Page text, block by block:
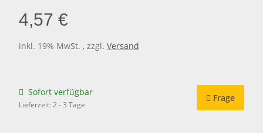
4,57 €
inkl. 19% MwSt. , zzgl. Versand
Sofort verfügbar
Lieferzeit: 2 - 3 Tage
Frage